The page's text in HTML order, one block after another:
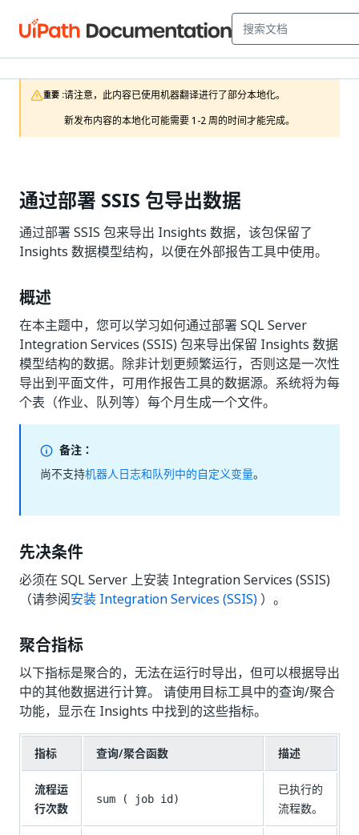
重要 :请注意，此内容已使用机器翻译进行了部分本地化。
新发布内容的本地化可能需要 1-2 周的时间才能完成。
通过部署 SSIS 包导出数据
通过部署 SSIS 包来导出 Insights 数据，该包保留了
Insights 数据模型结构，以便在外部报告工具中使用。
概述
在本主题中，您可以学习如何通过部署 SQL Server
Integration Services (SSIS) 包来导出保留 Insights 数据
模型结构的数据。除非计划更频繁运行，否则这是一次性
导出到平面文件，可用作报告工具的数据源。系统将为每
个表（作业、队列等）每个月生成一个文件。
备注：
尚不支持机器人日志和队列中的自定义变量。
先决条件
必须在 SQL Server 上安装 Integration Services (SSIS)
（请参阅安装 Integration Services (SSIS) ）。
聚合指标
以下指标是聚合的，无法在运行时导出，但可以根据导出
中的其他数据进行计算。 请使用目标工具中的查询/聚合
功能，显示在 Insights 中找到的这些指标。
指标 查询/聚合函数 描述
流程运
行次数
sum ( job id)
已执行的
流程数。